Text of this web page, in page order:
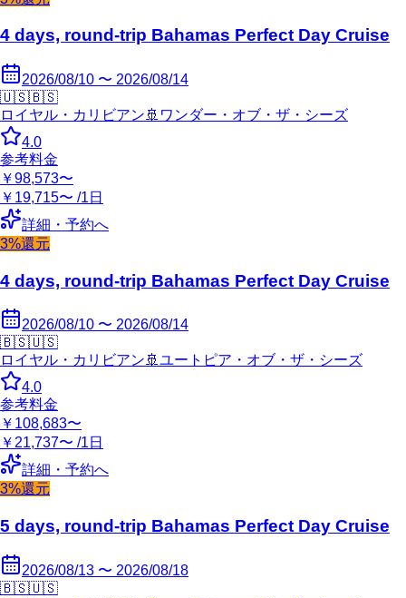
4 days, round-trip Bahamas Perfect Day Cruise
2026/08/10 〜 2026/08/14
🇺🇸🇧🇸
ロイヤル・カリビアン 🚢 ワンダー・オブ・ザ・シーズ
4.0
参考料金
￥98,573〜
￥19,715〜 /1日
詳細・予約へ
3%還元
4 days, round-trip Bahamas Perfect Day Cruise
2026/08/10 〜 2026/08/14
🇧🇸🇺🇸
ロイヤル・カリビアン 🚢 ユートピア・オブ・ザ・シーズ
4.0
参考料金
￥108,683〜
￥21,737〜 /1日
詳細・予約へ
3%還元
5 days, round-trip Bahamas Perfect Day Cruise
2026/08/13 〜 2026/08/18
🇧🇸🇺🇸